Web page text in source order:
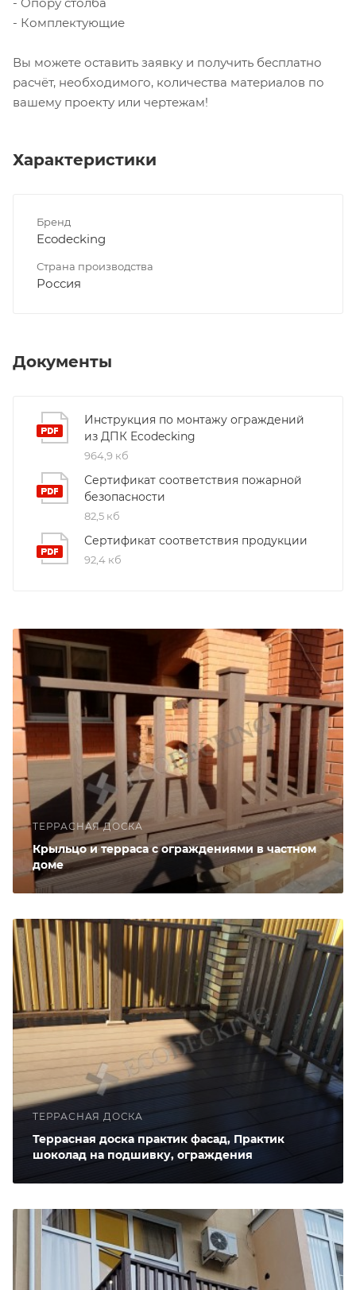
- Комплектующие
Вы можете оставить заявку и получить бесплатно
расчёт, необходимого, количества материалов по
вашему проекту или чертежам!
Характеристики
Бренд
Ecodecking
Страна производства
Россия
Документы
Инструкция по монтажу ограждений
из ДПК Ecodecking
964,9 кб
Сертификат соответствия пожарной
безопасности
82,5 кб
Сертификат соответствия продукции
92,4 кб
ТЕРРАСНАЯ ДОСКА
Крыльцо и терраса с ограждениями в частном
доме
ТЕРРАСНАЯ ДОСКА
Террасная доска практик фасад, Практик
шоколад на подшивку, ограждения